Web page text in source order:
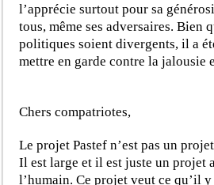
l’apprécie surtout pour sa
tous, même ses adversaires. Bien
politiques soient divergents, il a
mettre en garde contre la jalousie
Chers compatriotes,
Le projet Pastef n’est pas un
Il est large et il est juste un projet
l’humain. Ce projet veut ce qu’il